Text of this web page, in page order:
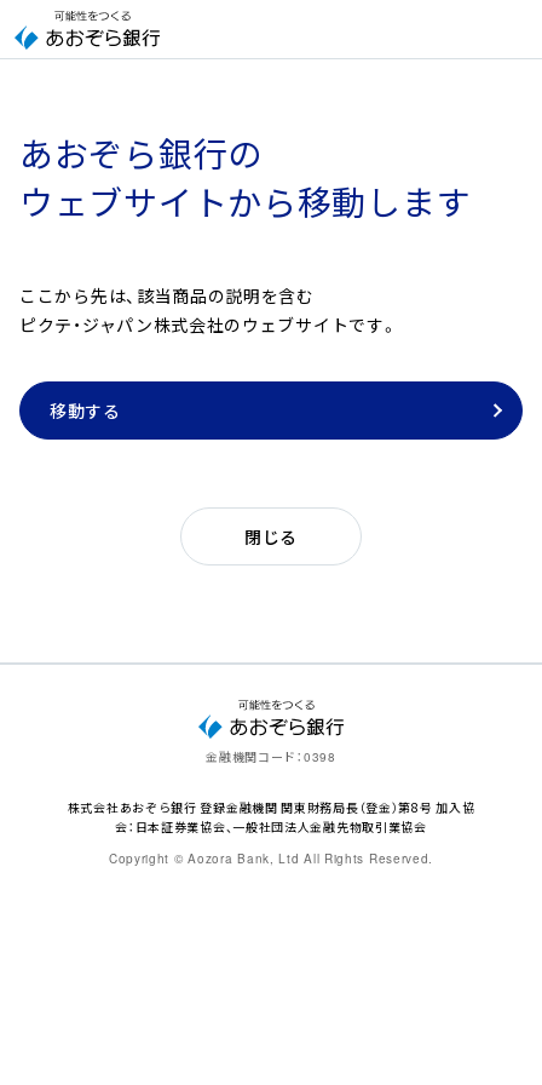
あおぞら銀行の
ウェブサイトから移動します
ここから先は、該当商品の説明を含む
ピクテ・ジャパン株式会社のウェブサイトです。
移動する
閉じる
金融機関コード： 0398
株式会社あおぞら銀行 登録金融機関 関東財務局長（登金）第8号 加入協
会：日本証券業協会、一般社団法人金融先物取引業協会
Copyright © Aozora Bank, Ltd All Rights Reserved.